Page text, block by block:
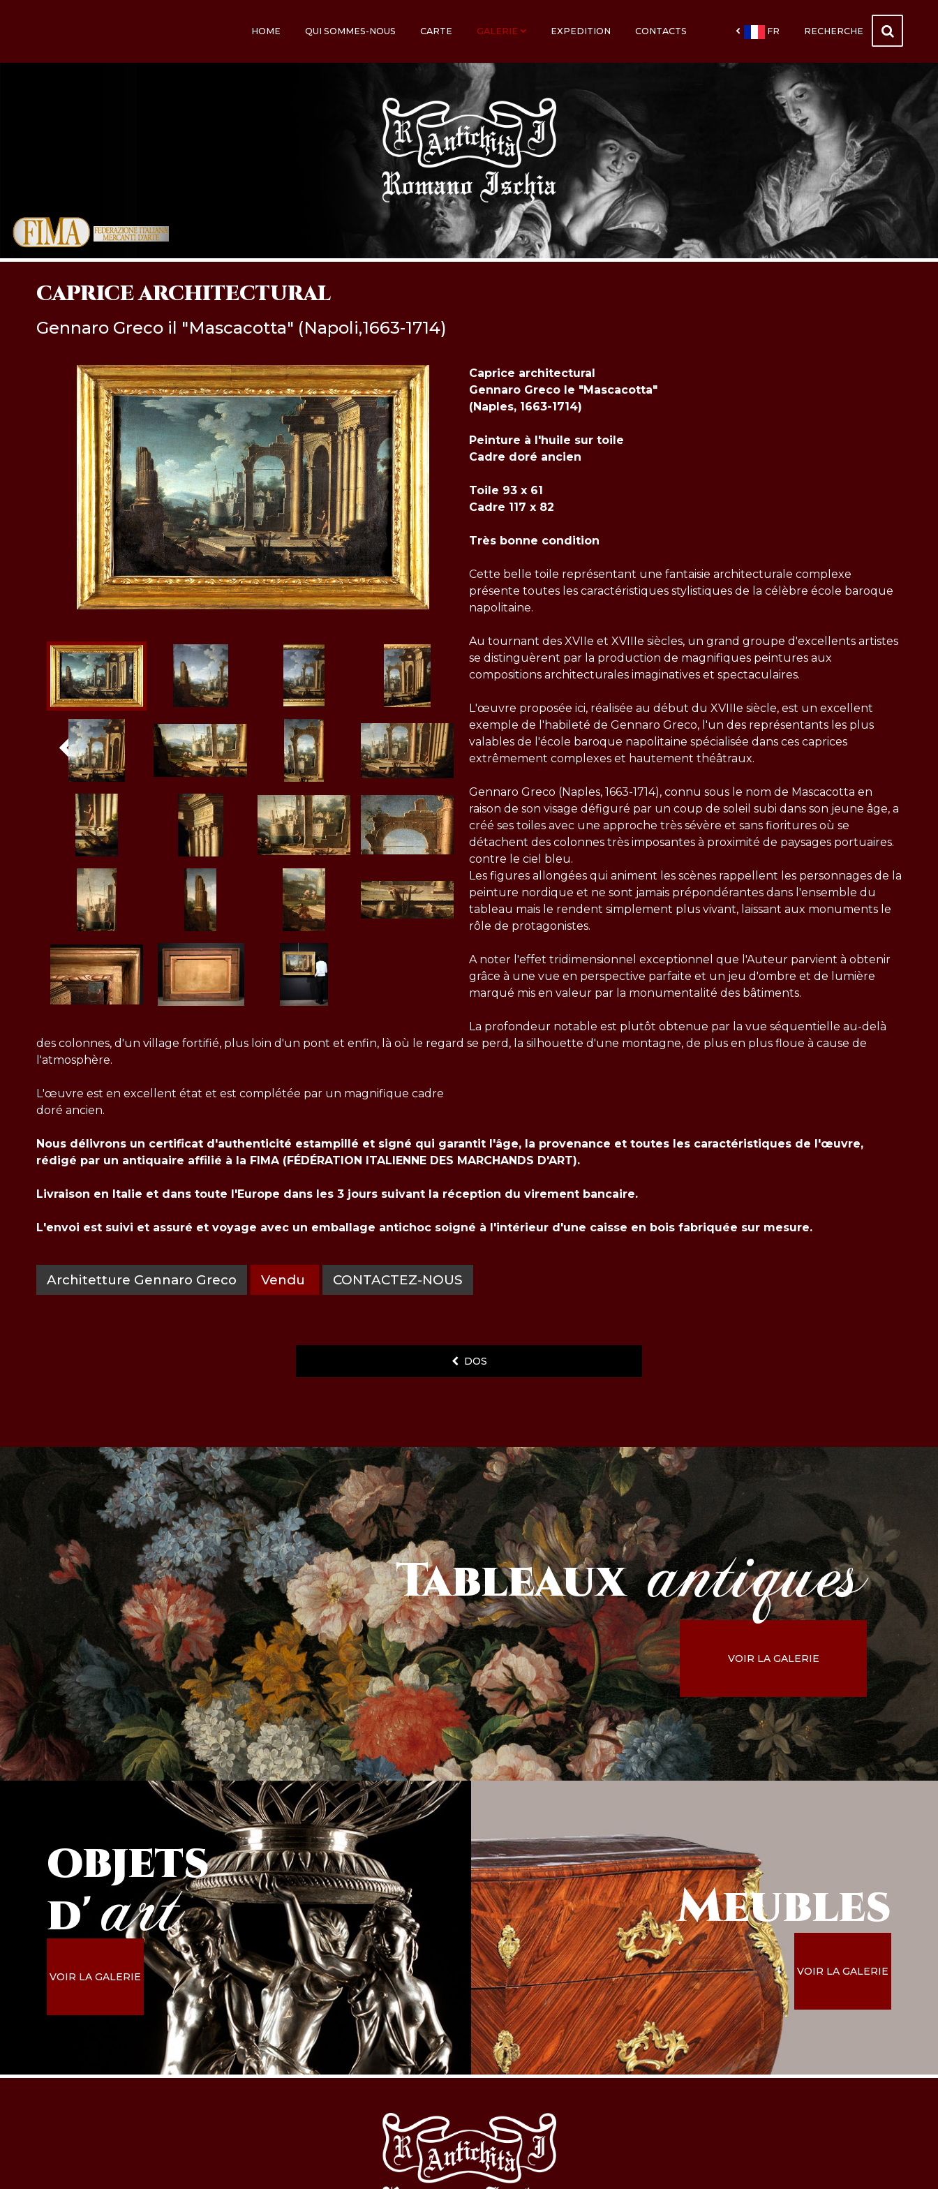
FR RECHERCHE
HOME QUI SOMMES-NOUS CARTE GALERIE EXPEDITION CONTACTS
CAPRICE ARCHITECTURAL
Gennaro Greco il "Mascacotta" (Napoli,1663-1714)
Caprice architectural
Gennaro Greco le "Mascacotta"
(Naples, 1663-1714)
Peinture à l'huile sur toile
Cadre doré ancien
Toile 93 x 61
Cadre 117 x 82
Très bonne condition
Cette belle toile représentant une fantaisie architecturale complexe
présente toutes les caractéristiques stylistiques de la célèbre école baroque
napolitaine.
Au tournant des XVIIe et XVIIIe siècles, un grand groupe d'excellents artistes
se distinguèrent par la production de magnifiques peintures aux
compositions architecturales imaginatives et spectaculaires.
L'œuvre proposée ici, réalisée au début du XVIIIe siècle, est un excellent
exemple de l'habileté de Gennaro Greco, l'un des représentants les plus
valables de l'école baroque napolitaine spécialisée dans ces caprices
extrêmement complexes et hautement théâtraux.
Gennaro Greco (Naples, 1663-1714), connu sous le nom de Mascacotta en
raison de son visage défiguré par un coup de soleil subi dans son jeune âge, a
créé ses toiles avec une approche très sévère et sans fioritures où se
détachent des colonnes très imposantes à proximité de paysages portuaires.
contre le ciel bleu.
Les figures allongées qui animent les scènes rappellent les personnages de la
peinture nordique et ne sont jamais prépondérantes dans l'ensemble du
tableau mais le rendent simplement plus vivant, laissant aux monuments le
rôle de protagonistes.
A noter l'effet tridimensionnel exceptionnel que l'Auteur parvient à obtenir
grâce à une vue en perspective parfaite et un jeu d'ombre et de lumière
marqué mis en valeur par la monumentalité des bâtiments.
La profondeur notable est plutôt obtenue par la vue séquentielle au-delà
des colonnes, d'un village fortifié, plus loin d'un pont et enfin, là où le regard se perd, la silhouette d'une montagne, de plus en plus floue à cause de
l'atmosphère.
L'œuvre est en excellent état et est complétée par un magnifique cadre
doré ancien.
Nous délivrons un certificat d'authenticité estampillé et signé qui garantit l'âge, la provenance et toutes les caractéristiques de l'œuvre,
rédigé par un antiquaire affilié à la FIMA (FÉDÉRATION ITALIENNE DES MARCHANDS D'ART).
Livraison en Italie et dans toute l'Europe dans les 3 jours suivant la réception du virement bancaire.
L'envoi est suivi et assuré et voyage avec un emballage antichoc soigné à l'intérieur d'une caisse en bois fabriquée sur mesure.
Architetture Gennaro Greco Vendu CONTACTEZ-NOUS
DOS
Tableaux antiques
VOIR LA GALERIE
objets
d' art
VOIR LA GALERIE
Meubles
VOIR LA GALERIE